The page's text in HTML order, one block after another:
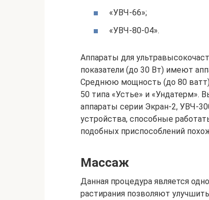
«УВЧ-66»;
«УВЧ-80-04».
Аппараты для
показатели (до 30 Вт) имеют
Среднюю мощность (до 80 ватт)
50 типа «Устье» и
аппараты серии Экран-2, УВЧ-
устройства, способные
подобных приспособлений
Массаж
Данная процедура является
растирания позволяют